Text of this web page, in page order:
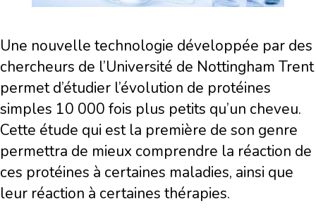
Une nouvelle technologie développée par des
chercheurs de l’Université de Nottingham Trent
permet d’étudier l’évolution de protéines
simples 10 000 fois plus petits qu’un cheveu.
Cette étude qui est la première de son genre
permettra de mieux comprendre la réaction de
ces protéines à certaines maladies, ainsi que
leur réaction à certaines thérapies.